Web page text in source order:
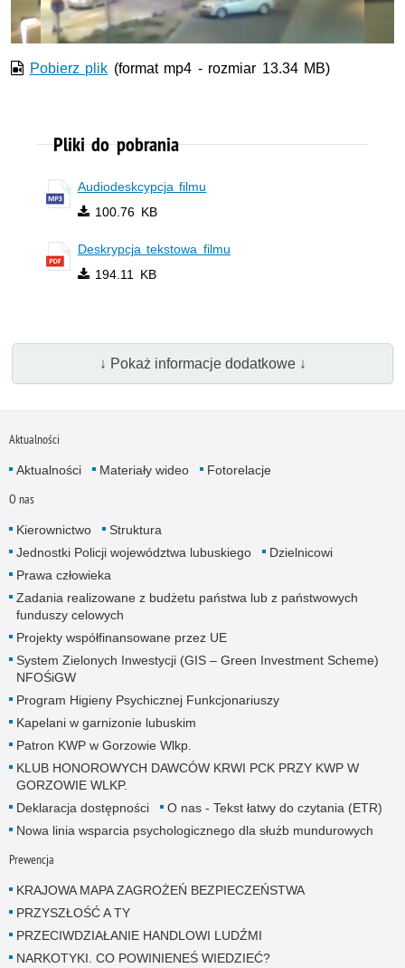
Pobierz plik (format mp4 - rozmiar 13.34 MB)
Pliki do pobrania
Audiodeskcypcja filmu
100.76 KB
Deskrypcja tekstowa filmu
194.11 KB
↓ Pokaż informacje dodatkowe ↓
Aktualności
Aktualności Materiały wideo Fotorelacje
O nas
Kierownictwo
Struktura
Jednostki Policji województwa lubuskiego
Dzielnicowi
Prawa człowieka
Zadania realizowane z budżetu państwa lub z państwowych
funduszy celowych
Projekty współfinansowane przez UE
System Zielonych Inwestycji (GIS – Green Investment Scheme)
NFOŚiGW
Program Higieny Psychicznej Funkcjonariuszy
Kapelani w garnizonie lubuskim
Patron KWP w Gorzowie Wlkp.
KLUB HONOROWYCH DAWCÓW KRWI PCK PRZY KWP W
GORZOWIE WLKP.
Deklaracja dostępności
O nas - Tekst łatwy do czytania (ETR)
Nowa linia wsparcia psychologicznego dla służb mundurowych
Prewencja
KRAJOWA MAPA ZAGROŻEŃ BEZPIECZEŃSTWA
PRZYSZŁOŚĆ A TY
PRZECIWDZIAŁANIE HANDLOWI LUDŹMI
NARKOTYKI. CO POWINIENEŚ WIEDZIEĆ?